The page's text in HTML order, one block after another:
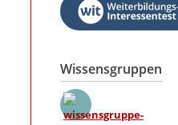
Wissensgruppen